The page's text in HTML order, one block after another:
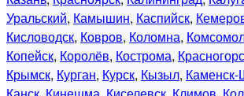
Уральский, Камышин, Каспийск,
Кисловодск, Ковров, Коломна,
Копейск, Королёв, Кострома,
Крымск, Курган, Курск, Кызыл, Каменск-